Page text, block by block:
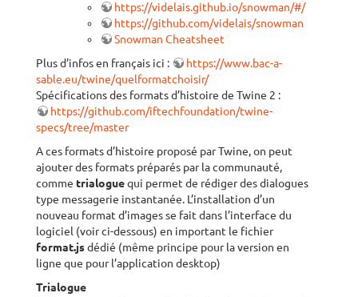
https://videlais.github.io/snowman/#/
https://github.com/videlais/snowman
Snowman Cheatsheet
Plus d’infos en français ici :
https://www.bac-a-
sable.eu/twine/quelformatchoisir/
Spécifications des formats d’histoire de Twine 2 :
https://github.com/iftechfoundation/twine-
specs/tree/master
A ces formats d’histoire proposé par Twine, on peut
ajouter des formats préparés par la communauté,
comme trialoguequi permet de rédiger des dialogues
type messagerie instantanée. L’installation d’un
nouveau format d’images se fait dans l’interface du
logiciel (voir ci-dessous) en important le fichier
format.jsdédié (même principe pour la version en
ligne que pour l’application desktop)
Trialogue